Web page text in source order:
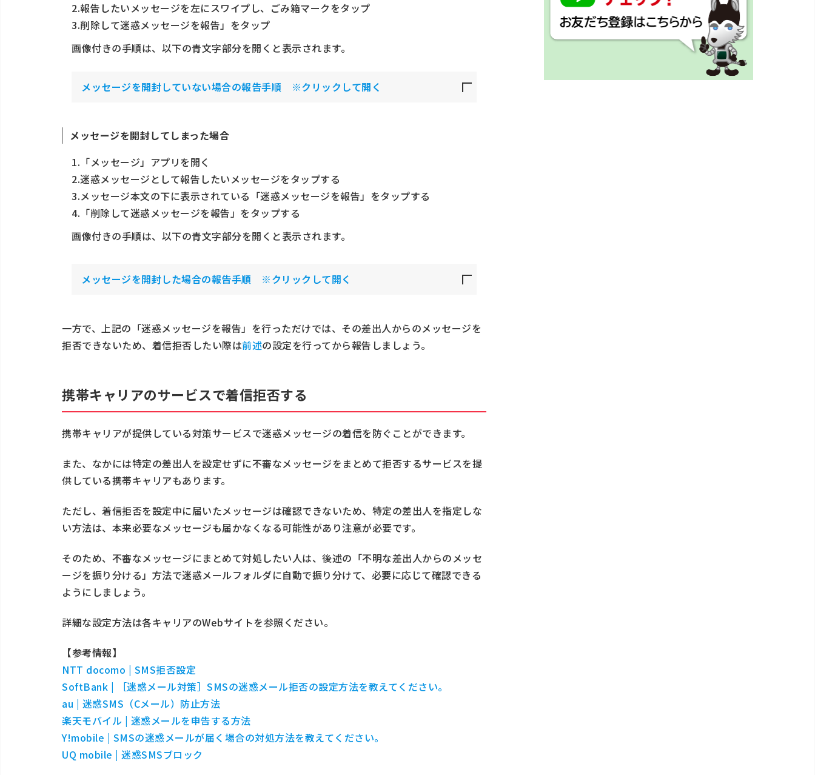
2.報告したいメッセージを左にスワイプし、ごみ箱マークをタップ
3.削除して迷惑メッセージを報告」をタップ
画像付きの手順は、以下の青文字部分を開くと表示されます。
メッセージを開封していない場合の報告手順 ※クリックして開く
メッセージを開封してしまった場合
1.「メッセージ」アプリを開く
2.迷惑メッセージとして報告したいメッセージをタップする
3.メッセージ本文の下に表示されている「迷惑メッセージを報告」をタップする
4.「削除して迷惑メッセージを報告」をタップする
画像付きの手順は、以下の青文字部分を開くと表示されます。
メッセージを開封した場合の報告手順 ※クリックして開く
一方で、上記の「迷惑メッセージを報告」を行っただけでは、その差出人からのメッセージを
拒否できないため、着信拒否したい際は前述の設定を行ってから報告しましょう。
携帯キャリアのサービスで着信拒否する
携帯キャリアが提供している対策サービスで迷惑メッセージの着信を防ぐことができます。
また、なかには特定の差出人を設定せずに不審なメッセージをまとめて拒否するサービスを提
供している携帯キャリアもあります。
ただし、着信拒否を設定中に届いたメッセージは確認できないため、特定の差出人を指定しな
い方法は、本来必要なメッセージも届かなくなる可能性があり注意が必要です。
そのため、不審なメッセージにまとめて対処したい人は、後述の「不明な差出人からのメッセ
ージを振り分ける」方法で迷惑メールフォルダに自動で振り分けて、必要に応じて確認できる
ようにしましょう。
詳細な設定方法は各キャリアのWebサイトを参照ください。
【参考情報】
NTT docomo | SMS拒否設定
SoftBank | ［迷惑メール対策］SMSの迷惑メール拒否の設定方法を教えてください。
au | 迷惑SMS（Cメール）防止方法
楽天モバイル | 迷惑メールを申告する方法
Y!mobile | SMSの迷惑メールが届く場合の対処方法を教えてください。
UQ mobile | 迷惑SMSブロック